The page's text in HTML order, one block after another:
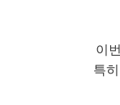
이
특